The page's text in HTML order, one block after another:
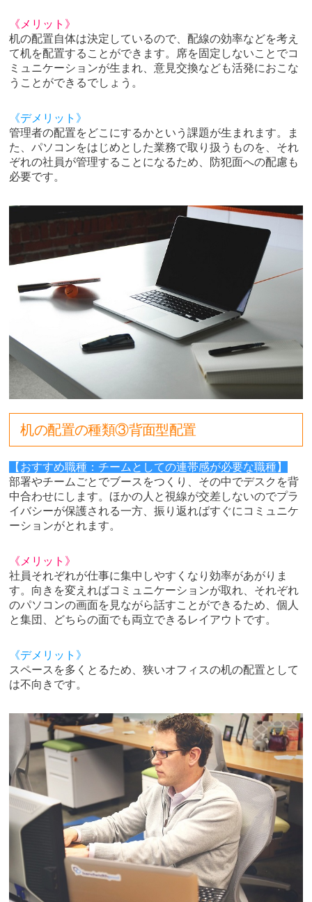
《メリット》
机の配置自体は決定しているので、配線の効率などを考え
て机を配置することができます。席を固定しないことでコ
ミュニケーションが生まれ、意見交換なども活発におこな
うことができるでしょう。
《デメリット》
管理者の配置をどこにするかという課題が生まれます。ま
た、パソコンをはじめとした業務で取り扱うものを、それ
ぞれの社員が管理することになるため、防犯面への配慮も
必要です。
机の配置の種類③背面型配置
【おすすめ職種：チームとしての連帯感が必要な職種】
部署やチームごとでブースをつくり、その中でデスクを背
中合わせにします。ほかの人と視線が交差しないのでプラ
イバシーが保護される一方、振り返ればすぐにコミュニケ
ーションがとれます。
《メリット》
社員それぞれが仕事に集中しやすくなり効率があがりま
す。向きを変えればコミュニケーションが取れ、それぞれ
のパソコンの画面を見ながら話すことができるため、個人
と集団、どちらの面でも両立できるレイアウトです。
《デメリット》
スペースを多くとるため、狭いオフィスの机の配置として
は不向きです。